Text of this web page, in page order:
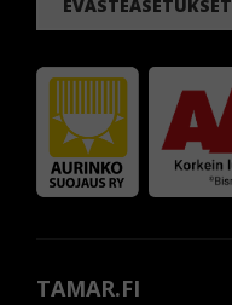
EVÄSTEASETUKSET
TAMAR.FI